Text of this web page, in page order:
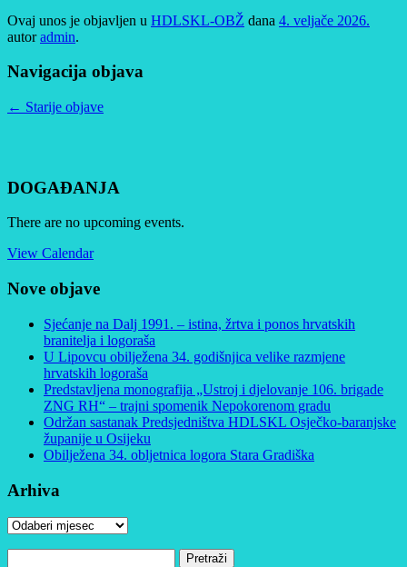
Ovaj unos je objavljen u HDLSKL-OBŽ dana 4. veljače 2026.
autoradmin.
Navigacija objava
← Starije objave
DOGAĐANJA
There are no upcoming events.
View Calendar
Nove objave
Sjećanje na Dalj 1991. – istina, žrtva i ponos hrvatskih
branitelja i logoraša
U Lipovcu obilježena 34. godišnjica velike razmjene
hrvatskih logoraša
Predstavljena monografija „Ustroj i djelovanje 106. brigade
ZNG RH“ – trajni spomenik Nepokorenom gradu
Održan sastanak Predsjedništva HDLSKL Osječko-baranjske
županije u Osijeku
Obilježena 34. obljetnica logora Stara Gradiška
Arhiva
Arhiva